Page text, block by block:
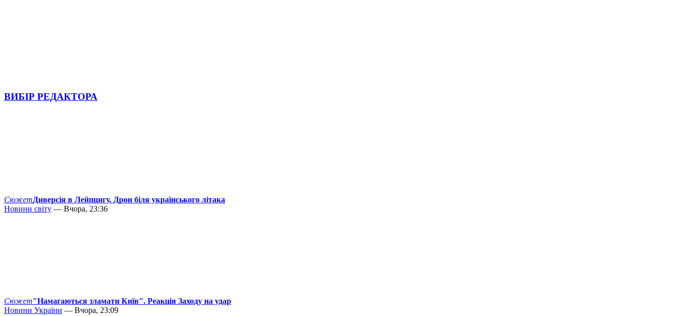
ВИБІР РЕДАКТОРА
СюжетДиверсія в Лейпцигу. Дрон біля українського літака
Новини світу — Вчора, 23:36
Сюжет"Намагаються зламати Київ". Реакція Заходу на удар
Новини України — Вчора, 23:09